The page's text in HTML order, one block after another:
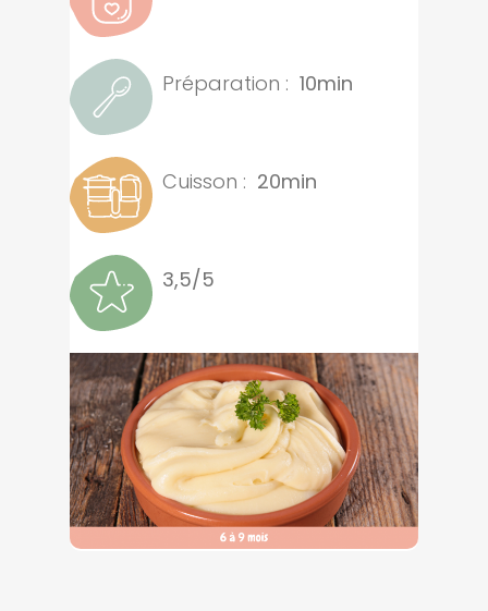
Préparation : 10min
Cuisson : 20min
3,5/5